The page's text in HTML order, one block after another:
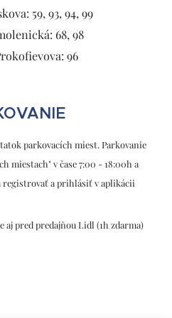
59, 93, 94, 99
68, 98
96
parkovacích miest. Parkovanie
miestach" v čase 7:00 - 18:00h a
registrovať a prihlásiť v aplikácii
aj pred predajňou Lidl (1h zdarma)